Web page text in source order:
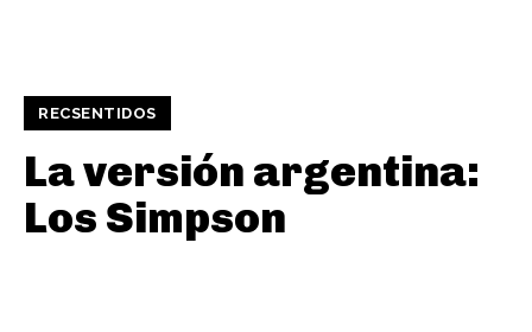
RECSENTIDOS
La versión argentina:
Los Simpson